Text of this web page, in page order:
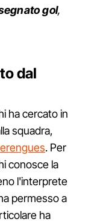
gol,
dal
ha cercato in
squadra,
. Per
conosce la
l'interprete
permesso a
ha